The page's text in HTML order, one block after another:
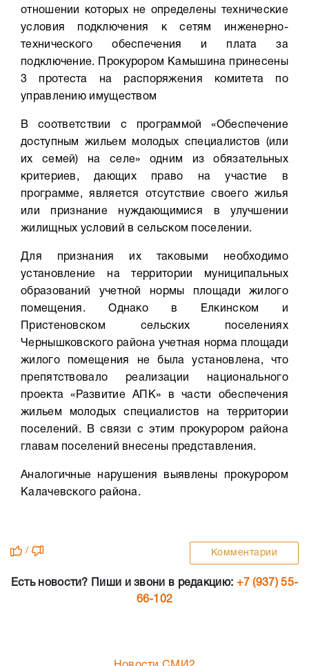
отношении которых не определены технические
условия подключения к сетям инженерно-
технического обеспечения и плата за
подключение. Прокурором Камышина принесены
3 протеста на распоряжения комитета по
управлению имуществом
В соответствии с программой «Обеспечение
доступным жильем молодых специалистов (или
их семей) на селе» одним из обязательных
критериев, дающих право на участие в
программе, является отсутствие своего жилья
или признание нуждающимися в улучшении
жилищных условий в сельском поселении.
Для признания их таковыми необходимо
установление на территории муниципальных
образований учетной нормы площади жилого
помещения. Однако в Елкинском и
Пристеновском сельских поселениях
Чернышковского района учетная норма площади
жилого помещения не была установлена, что
препятствовало реализации национального
проекта «Развитие АПК» в части обеспечения
жильем молодых специалистов на территории
поселений. В связи с этим прокурором района
главам поселений внесены представления.
Аналогичные нарушения выявлены прокурором
Калачевского района.
/ Комментарии
Есть новости? Пиши и звони в редакцию: +7 (937) 55-
66-102